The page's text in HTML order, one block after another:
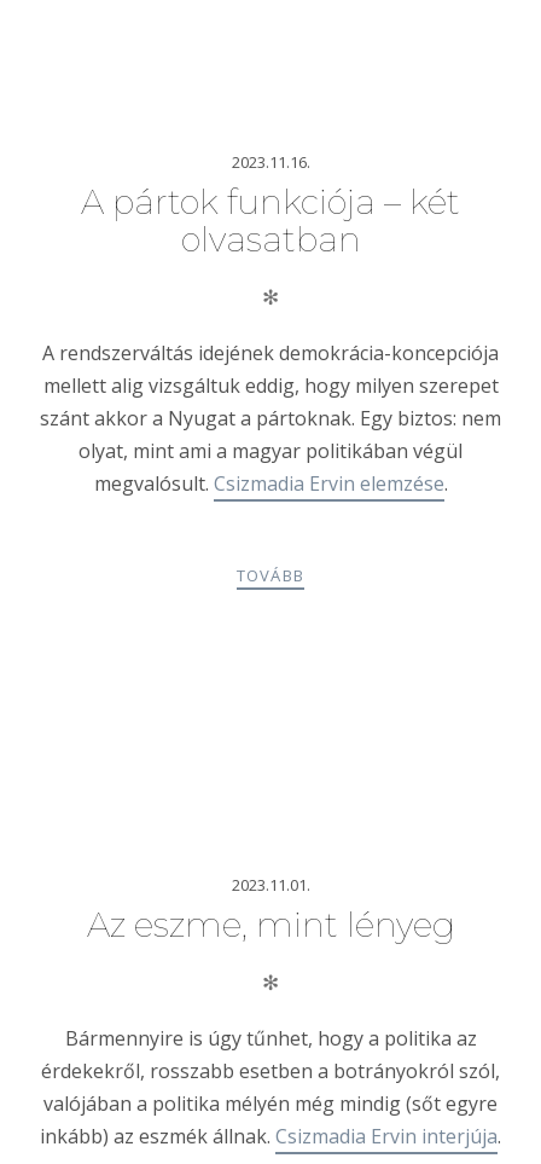
2023.11.16.
A pártok funkciója – két
olvasatban
✻
A rendszerváltás idejének demokrácia-koncepciója
mellett alig vizsgáltuk eddig, hogy milyen szerepet
szánt akkor a Nyugat a pártoknak. Egy biztos: nem
olyat, mint ami a magyar politikában végül
megvalósult. Csizmadia Ervin elemzése.
TOVÁBB
2023.11.01.
Az eszme, mint lényeg
✻
Bármennyire is úgy tűnhet, hogy a politika az
érdekekről, rosszabb esetben a botrányokról szól,
valójában a politika mélyén még mindig (sőt egyre
inkább) az eszmék állnak. Csizmadia Ervin interjúja.